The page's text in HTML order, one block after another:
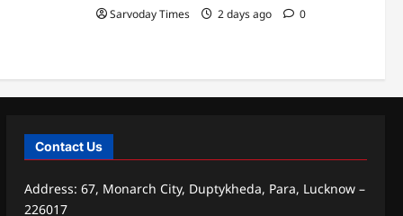
Sarvoday Times 2 days ago 0
Contact Us
Address: 67, Monarch City, Duptykheda, Para, Lucknow –
226017